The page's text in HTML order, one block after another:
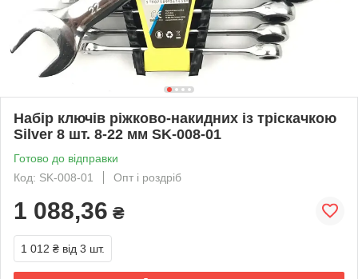
Набір ключів ріжково-накидних із тріскачкою
Silver 8 шт. 8-22 мм SK-008-01
Готово до відправки
Код: SK-008-01
Опт і роздріб
1 088,36 ₴
1 012 ₴ від 3 шт.